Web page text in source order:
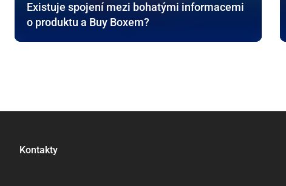
Existuje spojení mezi bohatými informacemi
o produktu a Buy Boxem?
Kontakty